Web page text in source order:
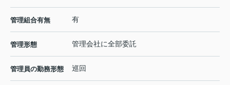
管理組合有無 有
管理形態 管理会社に全部委託
管理員の勤務形態 巡回